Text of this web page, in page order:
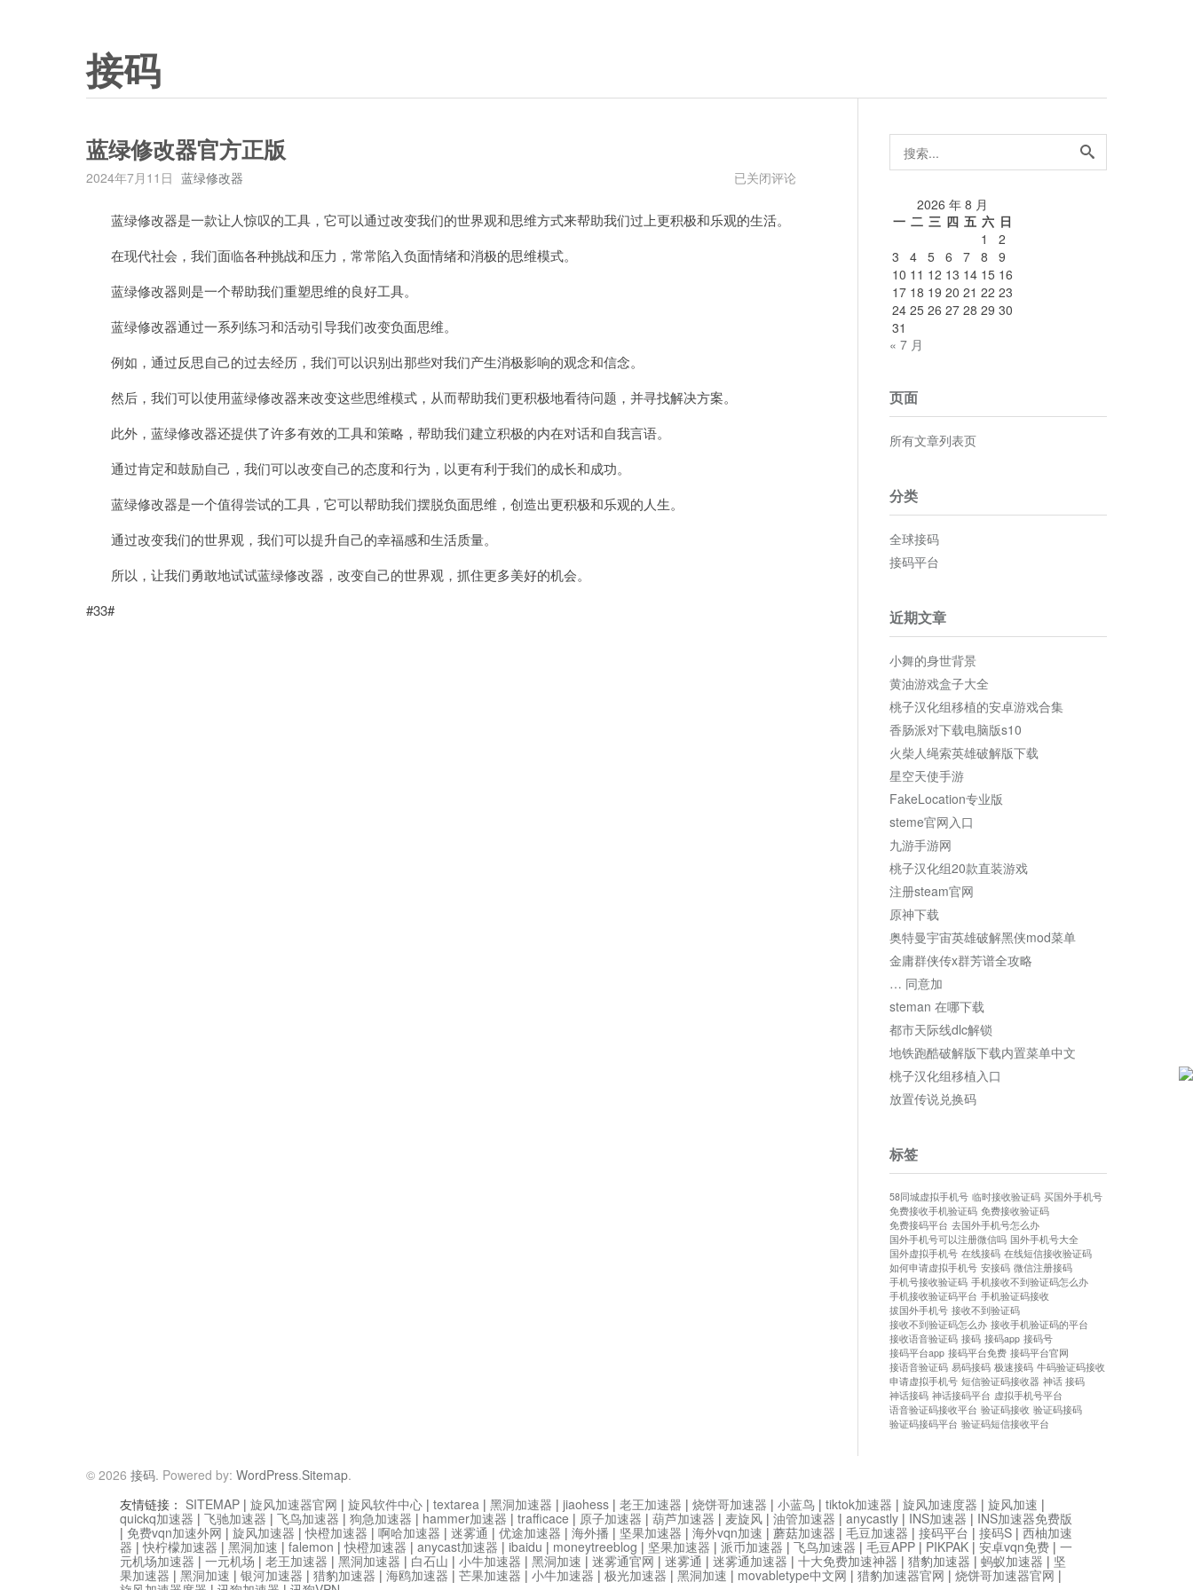
接码
蓝绿修改器官方正版
2024年7月11日 蓝绿修改器
蓝
改
已关闭评论
蓝绿修改器是一款让人惊叹的工具，它可以通过改变我们的世界观和思维方式来帮助我们过上更积极和乐观的生活。
在现代社会，我们面临各种挑战和压力，常常陷入负面情绪和消极的思维模式。
蓝绿修改器则是一个帮助我们重塑思维的良好工具。
蓝绿修改器通过一系列练习和活动引导我们改变负面思维。
例如，通过反思自己的过去经历，我们可以识别出那些对我们产生消极影响的观念和信念。
然后，我们可以使用蓝绿修改器来改变这些思维模式，从而帮助我们更积极地看待问题，并寻找解决方案。
此外，蓝绿修改器还提供了许多有效的工具和策略，帮助我们建立积极的内在对话和自我言语。
通过肯定和鼓励自己，我们可以改变自己的态度和行为，以更有利于我们的成长和成功。
蓝绿修改器是一个值得尝试的工具，它可以帮助我们摆脱负面思维，创造出更积极和乐观的人生。
通过改变我们的世界观，我们可以提升自己的幸福感和生活质量。
所以，让我们勇敢地试试蓝绿修改器，改变自己的世界观，抓住更多美好的机会。
#33#
搜
索...
2026 年 8 月
一 二 三 四 五 六 日
1
2
3
4 5 6 7 8
9
10 11 12 13 14 15 16
17 18 19 20 21 22 23
24 25 26 27 28 29 30
31
« 7 月
页面
所有文章列表页
分类
全球接码
接码平台
近期文章
小舞的身世背景
黄油游戏盒子大全
桃子汉化组移植的安卓游戏合集
香肠派对下载电脑版s10
火柴人绳索英雄破解版下载
星空天使手游
FakeLocation专业版
steme官网入口
九游手游网
桃子汉化组20款直装游戏
注册steam官网
原神下载
奥特曼宇宙英雄破解黑侠mod菜单
金庸群侠传x群芳谱全攻略
… 同意加
steman 在哪下载
都市天际线dlc解锁
地铁跑酷破解版下载内置菜单中文
桃子汉化组移植入口
放置传说兑换码
标签
58同城虚拟手机号 临时接收验证码 买国外手机号
免费接收手机验证码 免费接收验证码
免费接码平台 去国外手机号怎么办
国外手机号可以注册微信吗 国外手机号大全
国外虚拟手机号 在线接码 在线短信接收验证码
如何申请虚拟手机号 安接码 微信注册接码
手机号接收验证码 手机接收不到验证码怎么办
手机接收验证码平台 手机验证码接收
拔国外手机号 接收不到验证码
接收不到验证码怎么办 接收手机验证码的平台
接收语音验证码 接码 接码app 接码号
接码平台app 接码平台免费 接码平台官网
接语音验证码 易码接码 极速接码 牛码验证码接收
申请虚拟手机号 短信验证码接收器 神话 接码
神话接码 神话接码平台 虚拟手机号平台
语音验证码接收平台 验证码接收 验证码接码
验证码接码平台 验证码短信接收平台
© 2026 接码. Powered by: WordPress.Sitemap.
友情链接： SITEMAP | 旋风加速器官网 | 旋风软件中心 | textarea | 黑洞加速器 | jiaohess | 老王加速器 | 烧饼哥加速器 | 小蓝鸟 | tiktok加速器 | 旋风加速度器 | 旋风加速 |
quickq加速器 | 飞驰加速器 | 飞鸟加速器 | 狗急加速器 | hammer加速器 | trafficace | 原子加速器 | 葫芦加速器 | 麦旋风 | 油管加速器 | anycastly | INS加速器 | INS加速器免费版
| 免费vqn加速外网 | 旋风加速器 |快橙加速器 | 啊哈加速器 | 迷雾通 | 优途加速器 | 海外播 | 坚果加速器 | 海外vqn加速 | 蘑菇加速器 | 毛豆加速器 | 接码平台 | 接码S | 西柚加速
器 |快柠檬加速器 | 黑洞加速 | falemon |快橙加速器 | anycast加速器 | ibaidu | moneytreeblog | 坚果加速器 | 派币加速器 | 飞鸟加速器 | 毛豆APP | PIKPAK | 安卓vqn免费 | 一
元机场加速器 | 一元机场 | 老王加速器 | 黑洞加速器 | 白石山 | 小牛加速器 | 黑洞加速 | 迷雾通官网 | 迷雾通 | 迷雾通加速器 | 十大免费加速神器 | 猎豹加速器 | 蚂蚁加速器 | 坚
果加速器 | 黑洞加速 | 银河加速器 | 猎豹加速器 | 海鸥加速器 | 芒果加速器 | 小牛加速器 | 极光加速器 | 黑洞加速 | movabletype中文网 | 猎豹加速器官网 | 烧饼哥加速器官网 |